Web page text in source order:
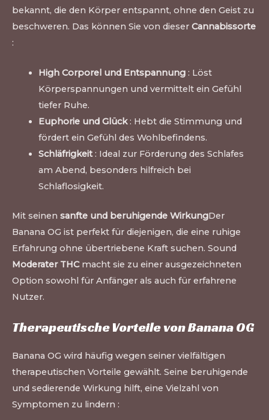
bekannt, die den Körper entspannt, ohne den Geist zu
beschweren. Das können Sie von dieser Cannabissorte
:
High Corporel und Entspannung: Löst
Körperspannungen und vermittelt ein Gefühl
tiefer Ruhe.
Euphorie und Glück: Hebt die Stimmung und
fördert ein Gefühl des Wohlbefindens.
Schläfrigkeit: Ideal zur Förderung des Schlafes
am Abend, besonders hilfreich bei
Schlaflosigkeit.
Mit seinen sanfte und beruhigende WirkungDer
Banana OG ist perfekt für diejenigen, die eine ruhige
Erfahrung ohne übertriebene Kraft suchen. Sound
Moderater THCmacht sie zu einer ausgezeichneten
Option sowohl für Anfänger als auch für erfahrene
Nutzer.
Therapeutische Vorteile von Banana OG
Banana OG wird häufig wegen seiner vielfältigen
therapeutischen Vorteile gewählt. Seine beruhigende
und sedierende Wirkung hilft, eine Vielzahl von
Symptomen zu lindern :